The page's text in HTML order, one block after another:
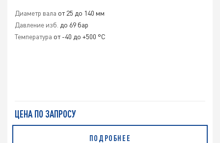
Диаметр вала от 25 до 140 мм
Давление изб. до 69 бар
Температура от -40 до +500 °C
ЦЕНА ПО ЗАПРОСУ
ПОДРОБНЕЕ